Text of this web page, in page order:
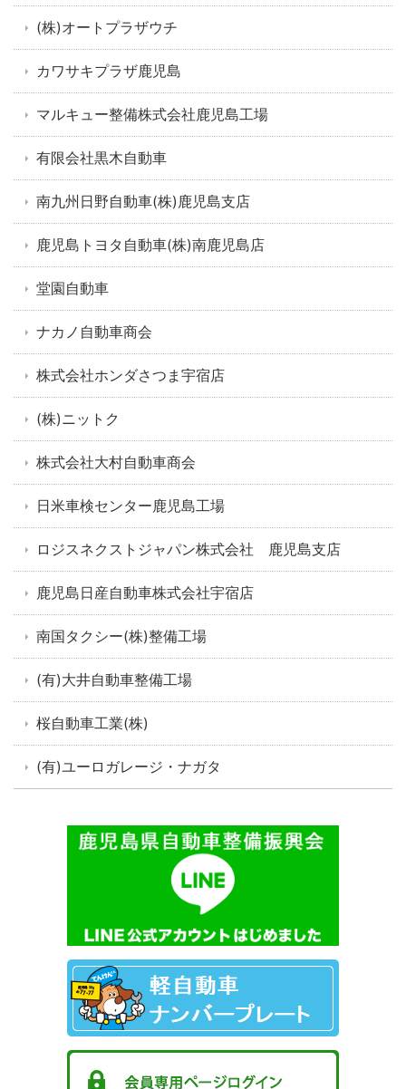
(株)オートプラザウチ
カワサキプラザ鹿児島
マルキュー整備株式会社鹿児島工場
有限会社黒木自動車
南九州日野自動車(株)鹿児島支店
鹿児島トヨタ自動車(株)南鹿児島店
堂園自動車
ナカノ自動車商会
株式会社ホンダさつま宇宿店
(株)ニットク
株式会社大村自動車商会
日米車検センター鹿児島工場
ロジスネクストジャパン株式会社 鹿児島支店
鹿児島日産自動車株式会社宇宿店
南国タクシー(株)整備工場
(有)大井自動車整備工場
桜自動車工業(株)
(有)ユーロガレージ・ナガタ